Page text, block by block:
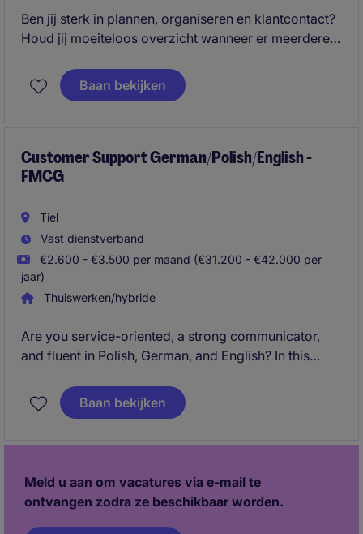
Ben jij sterk in plannen, organiseren en klantcontact?
Houd jij moeiteloos overzicht wanneer er meerdere
functie van Service Coördinator een mooie uitdaging
voor jou.
Baan bekijken
Customer Support German/Polish/English -
FMCG
Tiel
Vast dienstverband
€2.600 - €3.500 per maand (€31.200 - €42.000 per
jaar)
Thuiswerken/hybride
Are you service-oriented, a strong communicator,
and fluent in Polish, German, and English? In this
end-users with questions and service requests within
an international organization. Read on!
Baan bekijken
Meld u aan om vacatures via e-mail te
ontvangen zodra ze beschikbaar worden.